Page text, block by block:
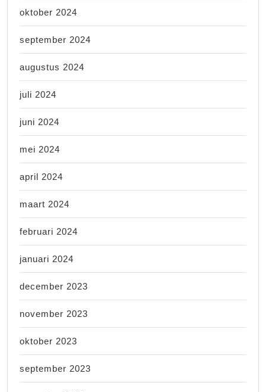
oktober 2024
september 2024
augustus 2024
juli 2024
juni 2024
mei 2024
april 2024
maart 2024
februari 2024
januari 2024
december 2023
november 2023
oktober 2023
september 2023